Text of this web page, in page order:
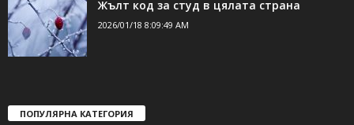
Жълт код за студ в цялата страна
2026/01/18 8:09:49 AM
ПОПУЛЯРНА КАТЕГОРИЯ